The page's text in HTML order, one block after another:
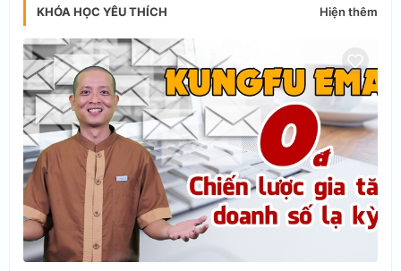
KHÓA HỌC YÊU THÍCH Hiện thêm